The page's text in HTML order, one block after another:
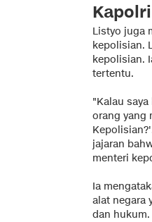
Listyo juga
kepolisian.
kepolisian.
tertentu.
"Kalau
orang yang
jajaran
menteri
Ia
alat negara
dan hukum.